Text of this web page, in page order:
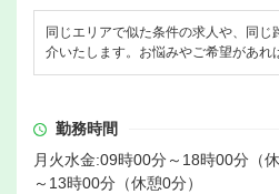
同じエリアで似た条件の求人や、同
介いたします。お悩みやご希望があれ
勤務時間
月火水金:09時00分～18時00分（
～13時00分（休憩0分）